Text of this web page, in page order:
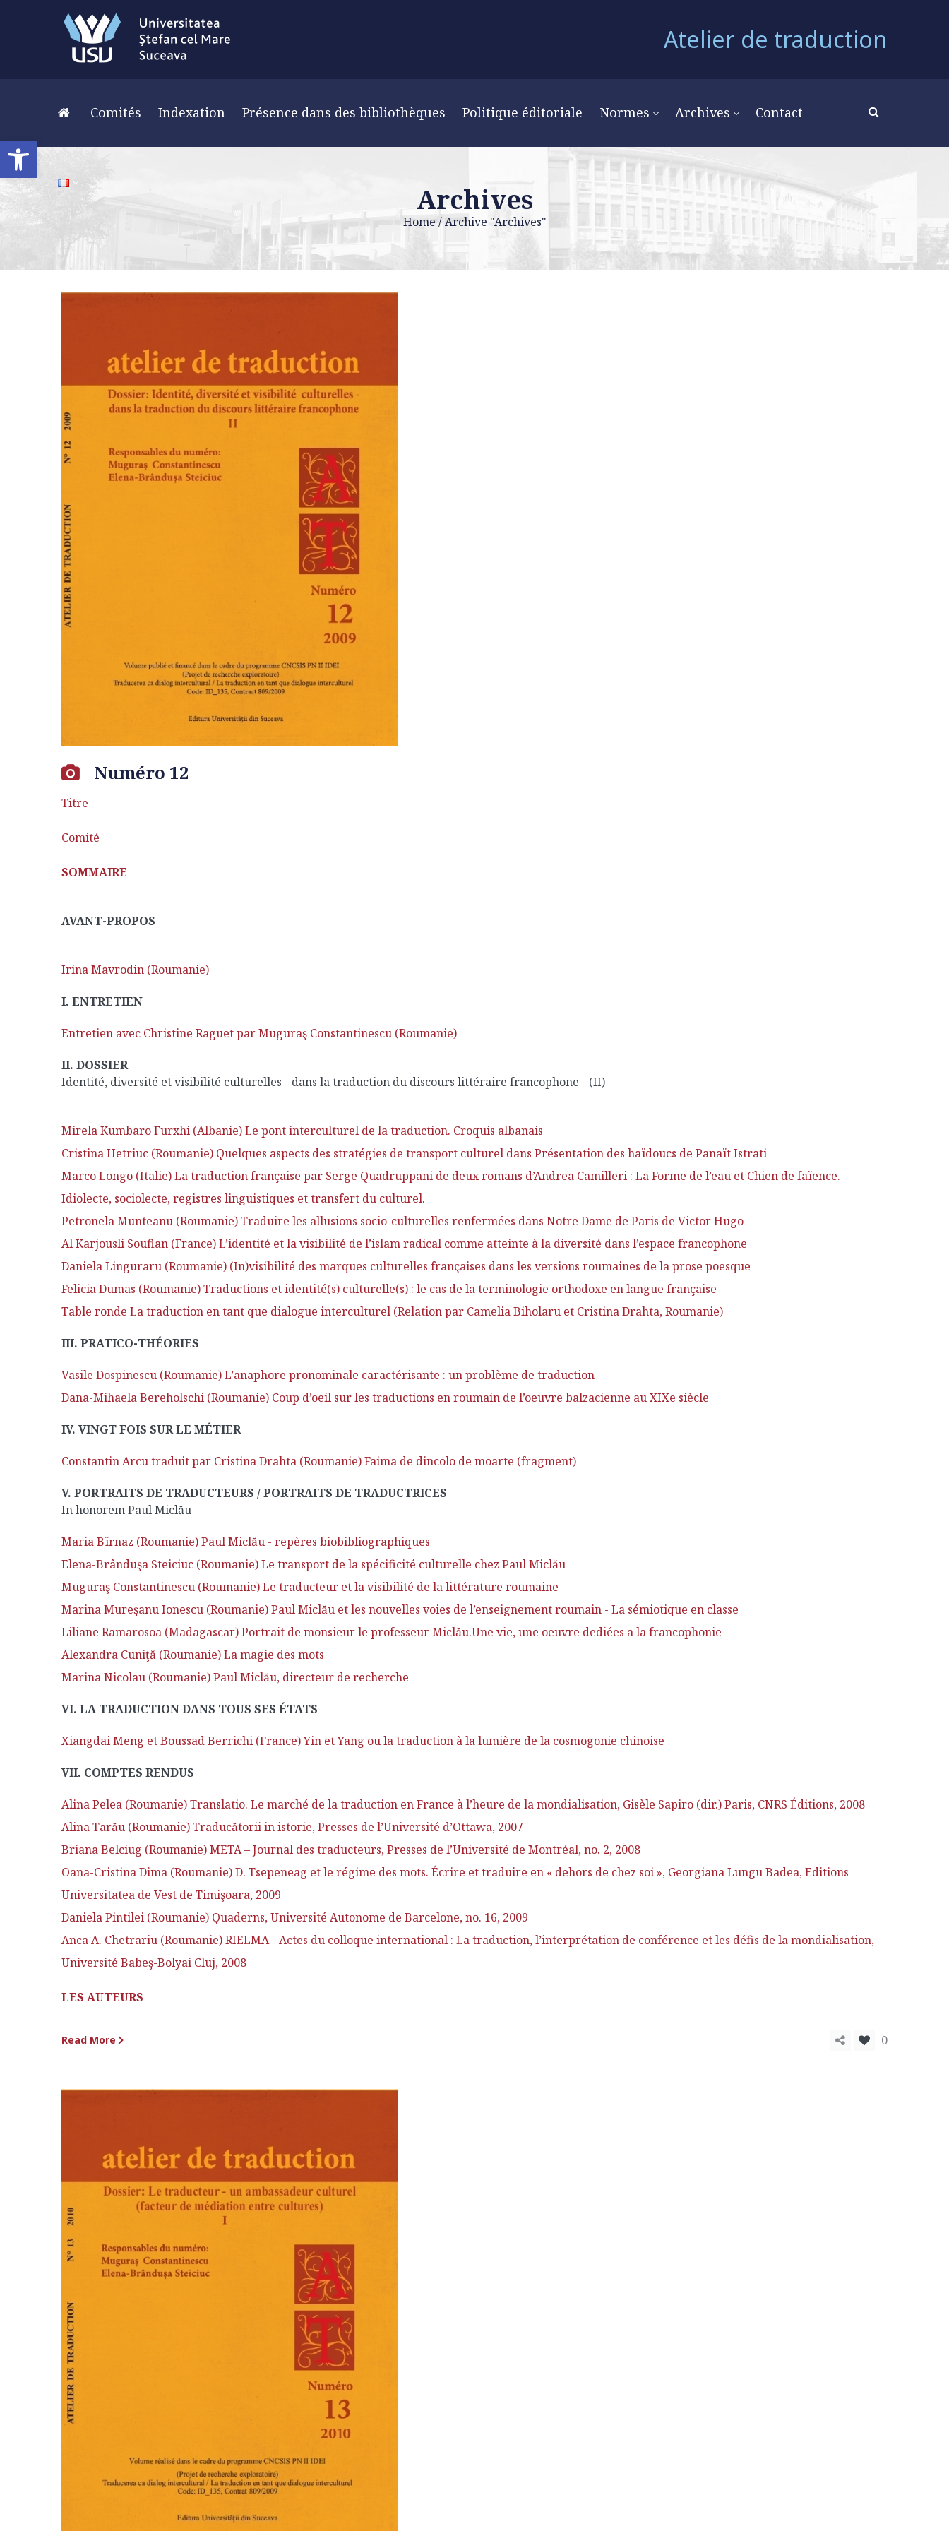
Ouvrir la barre d’outils
Atelier de traduction
Comités Indexation Présence dans des bibliothèques Politique éditoriale Normes Archives Contact
Archives
Home /Archive "Archives"
Numéro 12
Titre
Comité
SOMMAIRE
AVANT-PROPOS
Irina Mavrodin (Roumanie)
I. ENTRETIEN
Entretien avec Christine Raguet par Muguraş Constantinescu (Roumanie)
II. DOSSIER
Identité, diversité et visibilité culturelles - dans la traduction du discours littéraire francophone - (II)
Mirela Kumbaro Furxhi (Albanie) Le pont interculturel de la traduction. Croquis albanais
Cristina Hetriuc (Roumanie) Quelques aspects des stratégies de transport culturel dans Présentation des haïdoucs de Panaït Istrati
Marco Longo (Italie) La traduction française par Serge Quadruppani de deux romans d’Andrea Camilleri : La Forme de l’eau et Chien de faïence.
Idiolecte, sociolecte, registres linguistiques et transfert du culturel.
Petronela Munteanu (Roumanie) Traduire les allusions socio-culturelles renfermées dans Notre Dame de Paris de Victor Hugo
Al Karjousli Soufian (France) L’identité et la visibilité de l’islam radical comme atteinte à la diversité dans l’espace francophone
Daniela Linguraru (Roumanie) (In)visibilité des marques culturelles françaises dans les versions roumaines de la prose poesque
Felicia Dumas (Roumanie) Traductions et identité(s) culturelle(s) : le cas de la terminologie orthodoxe en langue française
Table ronde La traduction en tant que dialogue interculturel (Relation par Camelia Biholaru et Cristina Drahta, Roumanie)
III. PRATICO-THÉORIES
Vasile Dospinescu (Roumanie) L’anaphore pronominale caractérisante : un problème de traduction
Dana-Mihaela Bereholschi (Roumanie) Coup d’oeil sur les traductions en roumain de l’oeuvre balzacienne au XIXe siècle
IV. VINGT FOIS SUR LE MÉTIER
Constantin Arcu traduit par Cristina Drahta (Roumanie) Faima de dincolo de moarte (fragment)
V. PORTRAITS DE TRADUCTEURS / PORTRAITS DE TRADUCTRICES
In honorem Paul Miclău
Maria Bïrnaz (Roumanie) Paul Miclău - repères biobibliographiques
Elena-Brânduşa Steiciuc (Roumanie) Le transport de la spécificité culturelle chez Paul Miclău
Muguraş Constantinescu (Roumanie) Le traducteur et la visibilité de la littérature roumaine
Marina Mureşanu Ionescu (Roumanie) Paul Miclău et les nouvelles voies de l’enseignement roumain - La sémiotique en classe
Liliane Ramarosoa (Madagascar) Portrait de monsieur le professeur Miclău.Une vie, une oeuvre dediées a la francophonie
Alexandra Cuniţă (Roumanie) La magie des mots
Marina Nicolau (Roumanie) Paul Miclău, directeur de recherche
VI. LA TRADUCTION DANS TOUS SES ÉTATS
Xiangdai Meng et Boussad Berrichi (France) Yin et Yang ou la traduction à la lumière de la cosmogonie chinoise
VII. COMPTES RENDUS
Alina Pelea (Roumanie) Translatio. Le marché de la traduction en France à l’heure de la mondialisation, Gisèle Sapiro (dir.) Paris, CNRS Éditions, 2008
Alina Tarău (Roumanie) Traducătorii in istorie, Presses de l’Université d’Ottawa, 2007
Briana Belciug (Roumanie) META – Journal des traducteurs, Presses de l’Université de Montréal, no. 2, 2008
Oana-Cristina Dima (Roumanie) D. Tsepeneag et le régime des mots. Écrire et traduire en « dehors de chez soi », Georgiana Lungu Badea, Editions
Universitatea de Vest de Timişoara, 2009
Daniela Pintilei (Roumanie) Quaderns, Université Autonome de Barcelone, no. 16, 2009
Anca A. Chetrariu (Roumanie) RIELMA - Actes du colloque international : La traduction, l’interprétation de conférence et les défis de la mondialisation,
Université Babeş-Bolyai Cluj, 2008
LES AUTEURS
Read More 0